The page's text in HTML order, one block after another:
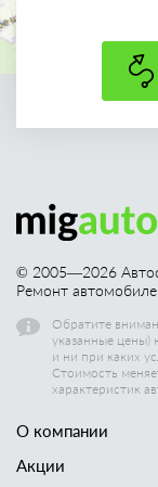
© 2005—2026
Ремонт
Обратите
указанные цены)
и ни при каких
Стоимость
характеристик
О компании
Акции